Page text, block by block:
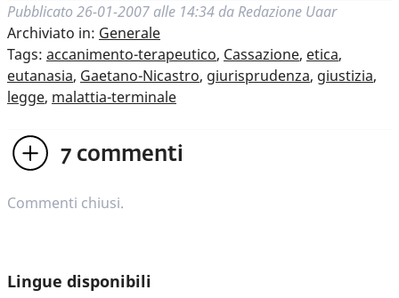
Pubblicato 26-01-2007 alle 14:34 da Redazione Uaar
Archiviato in: Generale
Tags: accanimento-terapeutico, Cassazione, etica,
eutanasia, Gaetano-Nicastro, giurisprudenza, giustizia,
legge, malattia-terminale
7 commenti
Commenti chiusi.
Lingue disponibili